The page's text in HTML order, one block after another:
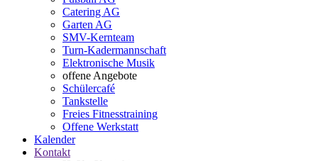
Catering AG
Garten AG
SMV-Kernteam
Turn-Kadermannschaft
Elektronische Musik
offene Angebote
Schülercafé
Tankstelle
Freies Fitnesstraining
Offene Werkstatt
Kalender
Kontakt